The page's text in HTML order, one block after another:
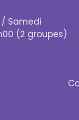
Samedi
(2 groupes)